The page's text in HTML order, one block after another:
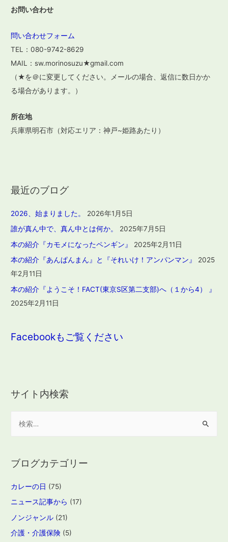
お問い合わせ
問い合わせフォーム
TEL：080-9742-8629
MAIL：sw.morinosuzu★gmail.com
（★を＠に変更してください。メールの場合、返信に数日かか
る場合があります。）
所在地
兵庫県明石市（対応エリア：神戸~姫路あたり）
最近のブログ
2026、始まりました。
2026年1月5日
誰が真ん中で、真ん中とは何か。
2025年7月5日
本の紹介『カモメになったペンギン』
2025年2月11日
本の紹介『あんぱんまん』と『それいけ！アンパンマン』
2025
年2月11日
本の紹介『ようこそ！FACT(東京S区第二支部)へ（１から4） 』
2025年2月11日
Facebookもご覧ください
サイト内検索
ブログカテゴリー
カレーの日 (75)
ニュース記事から (17)
ノンジャンル (21)
介護・介護保険 (5)